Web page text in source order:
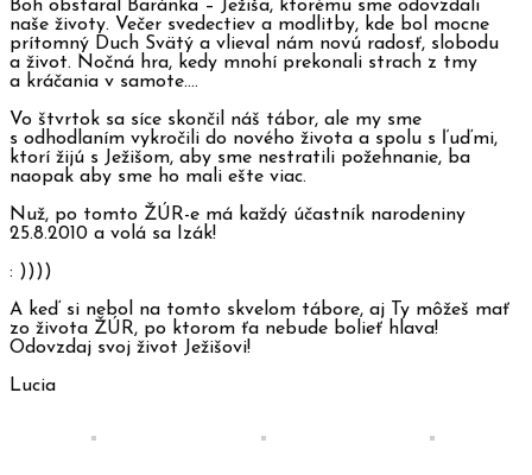
Boh obstaral Baránka – Ježiša, ktorému sme odovzdali
naše životy. Večer svedectiev a modlitby, kde bol mocne
prítomný Duch Svätý a vlieval nám novú radosť, slobodu
a život. Nočná hra, kedy mnohí prekonali strach z tmy
a kráčania v samote….
Vo štvrtok sa síce skončil náš tábor, ale my sme
s odhodlaním vykročili do nového života a spolu s ľuďmi,
ktorí žijú s Ježišom, aby sme nestratili požehnanie, ba
naopak aby sme ho mali ešte viac.
Nuž, po tomto ŽÚR-e má každý účastník narodeniny
25.8.2010 a volá sa Izák!
: ))))
A keď si nebol na tomto skvelom tábore, aj Ty môžeš mať
zo života ŽÚR, po ktorom ťa nebude bolieť hlava!
Odovzdaj svoj život Ježišovi!
Lucia